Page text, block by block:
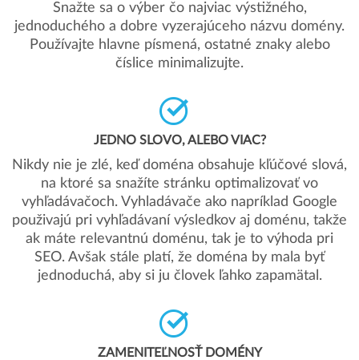
Snažte sa o výber čo najviac výstižného,
jednoduchého a dobre vyzerajúceho názvu domény.
Používajte hlavne písmená, ostatné znaky alebo
číslice minimalizujte.
JEDNO SLOVO, ALEBO VIAC?
Nikdy nie je zlé, keď doména obsahuje kľúčové slová,
na ktoré sa snažíte stránku optimalizovať vo
vyhľadávačoch. Vyhladávače ako napríklad Google
použivajú pri vyhľadávaní výsledkov aj doménu, takže
ak máte relevantnú doménu, tak je to výhoda pri
SEO. Avšak stále platí, že doména by mala byť
jednoduchá, aby si ju človek ľahko zapamätal.
ZAMENITEĽNOSŤ DOMÉNY